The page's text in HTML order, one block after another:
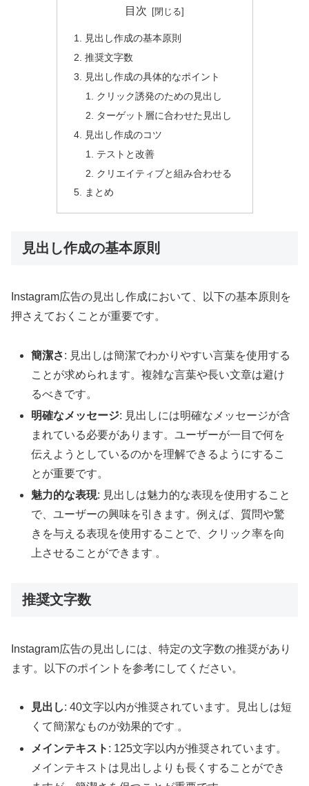
目次
見出し作成の基本原則
推奨文字数
見出し作成の具体的なポイント
クリック誘発のための見出し
ターゲット層に合わせた見出し
見出し作成のコツ
テストと改善
クリエイティブと組み合わせる
まとめ
見出し作成の基本原則
Instagram広告の見出し作成において、以下の基本原則を
押さえておくことが重要です。
簡潔さ: 見出しは簡潔でわかりやすい言葉を使用する
ことが求められます。複雑な言葉や長い文章は避け
るべきです。
明確なメッセージ: 見出しには明確なメッセージが含
まれている必要があります。ユーザーが一目で何を
伝えようとしているのかを理解できるようにするこ
とが重要です。
魅力的な表現: 見出しは魅力的な表現を使用すること
で、ユーザーの興味を引きます。例えば、質問や驚
きを与える表現を使用することで、クリック率を向
上させることができます 。
推奨文字数
Instagram広告の見出しには、特定の文字数の推奨があり
ます。以下のポイントを参考にしてください。
見出し: 40文字以内が推奨されています。見出しは短
くて簡潔なものが効果的です 。
メインテキスト : 125文字以内が推奨されています。
メインテキストは見出しよりも長くすることができ